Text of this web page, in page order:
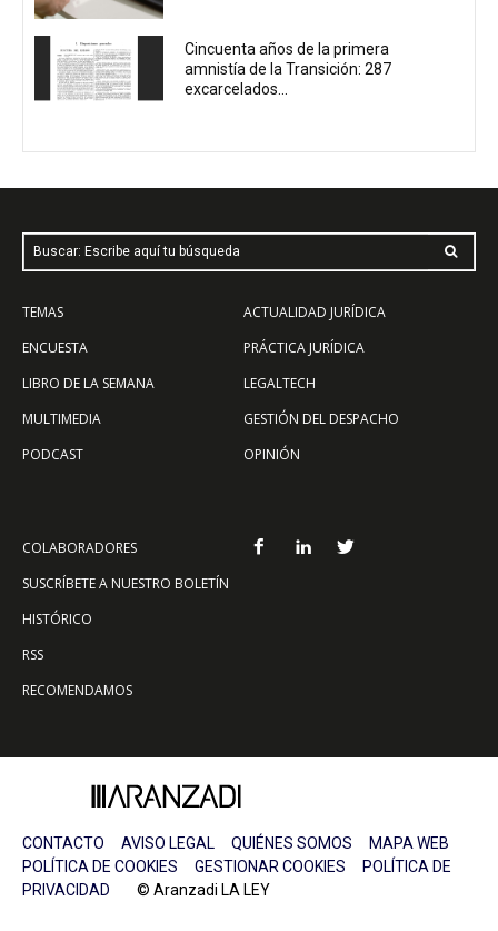
Cincuenta años de la primera
amnistía de la Transición: 287
excarcelados...
Buscar: Escribe aquí tu búsqueda
TEMAS
ENCUESTA
LIBRO DE LA SEMANA
MULTIMEDIA
PODCAST
ACTUALIDAD JURÍDICA
PRÁCTICA JURÍDICA
LEGALTECH
GESTIÓN DEL DESPACHO
OPINIÓN
COLABORADORES
SUSCRÍBETE A NUESTRO BOLETÍN
HISTÓRICO
RSS
RECOMENDAMOS
CONTACTO AVISO LEGAL QUIÉNES SOMOS
MAPA WEB
POLÍTICA DE COOKIES
GESTIONAR COOKIES
POLÍTICA DE
PRIVACIDAD © Aranzadi LA LEY